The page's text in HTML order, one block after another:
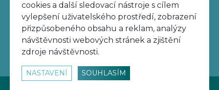
Nastavení cookies
Sledujte nás na Facebooku
cookies a další sledovací nástroje s cílem
vylepšení uživatelského prostředí, zobrazení
přizpůsobeného obsahu a reklam, analýzy
návštěvnosti webových stránek a zjištění
zdroje návštěvnosti.
NASTAVENÍ SOUHLASÍM